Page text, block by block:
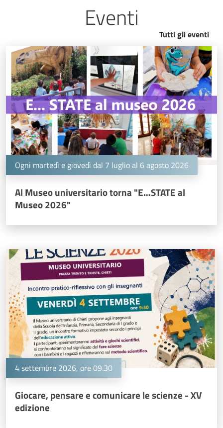
Eventi
Ogni martedì e giovedì dal 7 luglio al 6 agosto 2026
Al Museo universitario torna "E…STATE al
Museo 2026"
4 settembre 2026, ore 09.30
Giocare, pensare e comunicare le scienze - XV
edizione
Tutti gli eventi